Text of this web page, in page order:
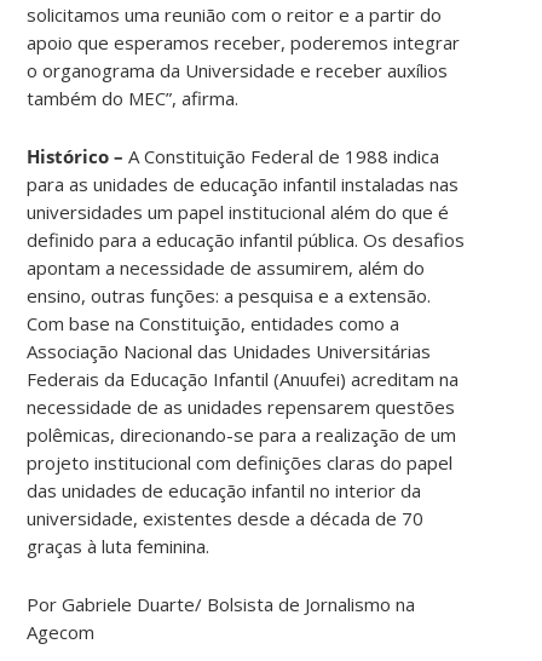
solicitamos uma reunião com o reitor e a partir do
apoio que esperamos receber, poderemos integrar
o organograma da Universidade e receber auxílios
também do MEC”, afirma.
Histórico –A Constituição Federal de 1988 indica
para as unidades de educação infantil instaladas nas
universidades um papel institucional além do que é
definido para a educação infantil pública. Os desafios
apontam a necessidade de assumirem, além do
ensino, outras funções: a pesquisa e a extensão.
Com base na Constituição, entidades como a
Associação Nacional das Unidades Universitárias
Federais da Educação Infantil (Anuufei) acreditam na
necessidade de as unidades repensarem questões
polêmicas, direcionando-se para a realização de um
projeto institucional com definições claras do papel
das unidades de educação infantil no interior da
universidade, existentes desde a década de 70
graças à luta feminina.
Por Gabriele Duarte/ Bolsista de Jornalismo na
Agecom